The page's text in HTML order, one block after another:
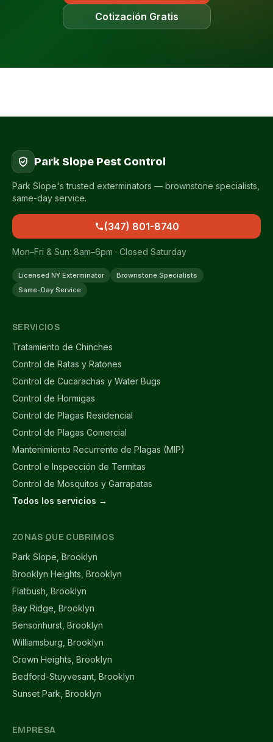
Cotización Gratis
Park Slope Pest Control
Park Slope's trusted exterminators — brownstone specialists,
same-day service.
(347) 801-8740
Mon–Fri & Sun: 8am–6pm · Closed Saturday
Licensed NY Exterminator
Brownstone Specialists
Same-Day Service
SERVICIOS
Tratamiento de Chinches
Control de Ratas y Ratones
Control de Cucarachas y Water Bugs
Control de Hormigas
Control de Plagas Residencial
Control de Plagas Comercial
Mantenimiento Recurrente de Plagas (MIP)
Control e Inspección de Termitas
Control de Mosquitos y Garrapatas
Todos los servicios →
ZONAS QUE CUBRIMOS
Park Slope, Brooklyn
Brooklyn Heights, Brooklyn
Flatbush, Brooklyn
Bay Ridge, Brooklyn
Bensonhurst, Brooklyn
Williamsburg, Brooklyn
Crown Heights, Brooklyn
Bedford-Stuyvesant, Brooklyn
Sunset Park, Brooklyn
EMPRESA